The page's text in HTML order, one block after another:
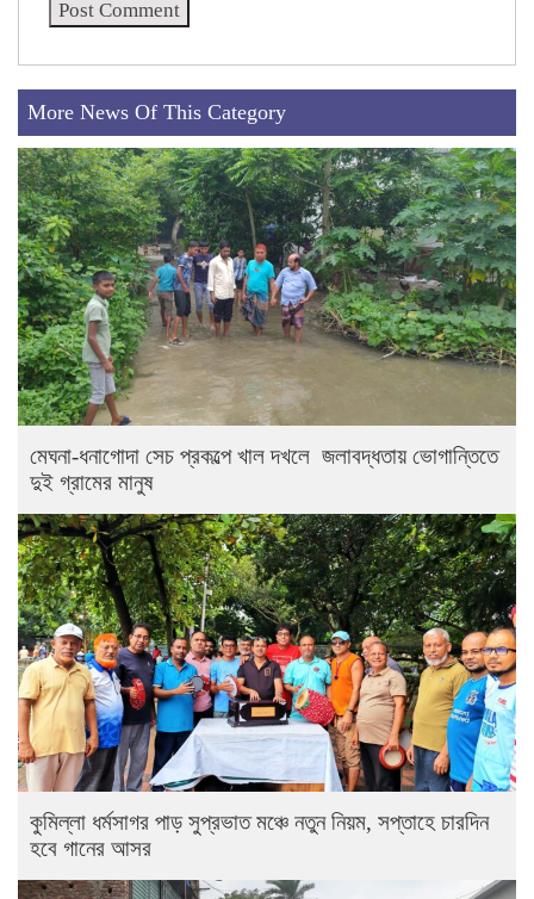
More News Of This Category
মেঘনা-ধনাগোদা সেচ প্রকল্পে খাল দখলে জলাবদ্ধতায় ভোগান্তিতে
দুই গ্রামের মানুষ
কুমিল্লা ধর্মসাগর পাড় সুপ্রভাত মঞ্চে নতুন নিয়ম, সপ্তাহে চারদিন
হবে গানের আসর